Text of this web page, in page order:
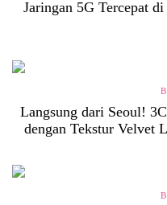
Jaringan 5G Tercepat
Langsung dari Seoul!
dengan Tekstur Velvet